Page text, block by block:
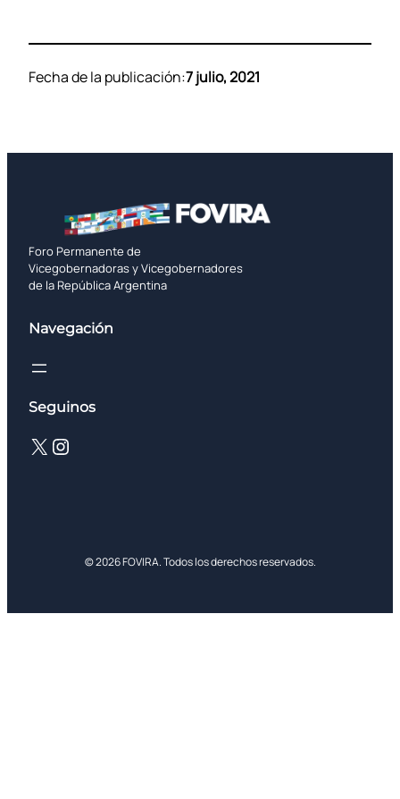
Fecha de la publicación:7 julio, 2021
Foro Permanente de
Vicegobernadoras y Vicegobernadores
de la República Argentina
Navegación
Seguinos
X Instagram
© 2026 FOVIRA. Todos los derechos reservados.